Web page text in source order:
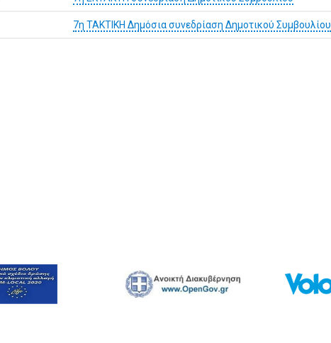
7η ΤΑΚΤΙΚΗ Δημόσια συνεδρίαση Δημοτικού Συμβουλίου